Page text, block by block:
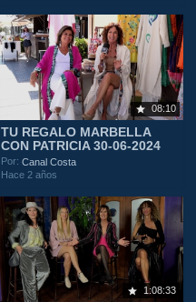
08:10
TU REGALO MARBELLA
CON PATRICIA 30-06-2024
Por:Canal Costa
Hace 2 años
1:08:33